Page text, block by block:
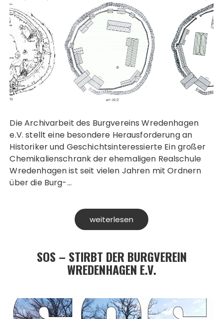
Die Archivarbeit des Burgvereins Wredenhagen
e.V. stellt eine besondere Herausforderung an
Historiker und Geschichtsinteressierte Ein großer
Chemikalienschrank der ehemaligen Realschule
Wredenhagen ist seit vielen Jahren mit Ordnern
über die Burg-…
weiterlesen
SOS – STIRBT DER BURGVEREIN
WREDENHAGEN E.V.